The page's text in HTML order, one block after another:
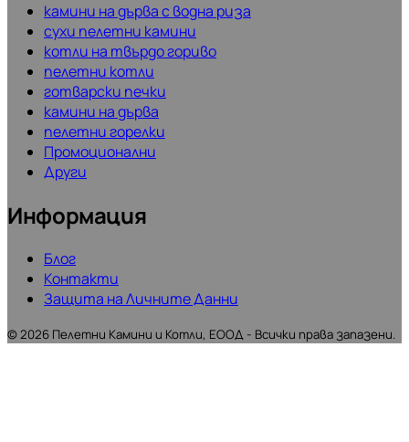
камини на дърва с водна риза
сухи пелетни камини
котли на твърдо гориво
пелетни котли
готварски печки
камини на дърва
пелетни горелки
Промоционални
Други
Информация
Блог
Контакти
Защита на Личните Данни
©2026 Пелетни Камини и Котли, ЕООД - Всички права запазени.